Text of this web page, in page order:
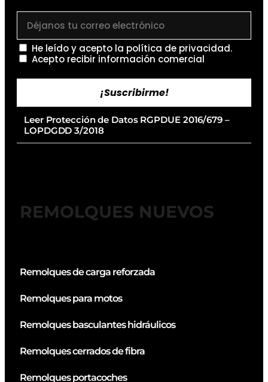
He leído y acepto la política de privacidad.
Acepto recibir información comercial
¡Suscribirme!
Leer Protección de Datos RGPDUE 2016/679 –
LOPDGDD 3/2018
REMOLQUES NUEVOS
Remolques de carga reforzada
Remolques para motos
Remolques basculantes hidráulicos
Remolques cerrados de fibra
Remolques portacoches